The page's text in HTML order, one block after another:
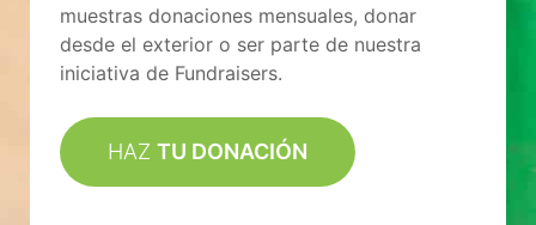
muestras donaciones mensuales, donar
desde el exterior o ser parte de nuestra
iniciativa de Fundraisers.
HAZ TU DONACIÓN